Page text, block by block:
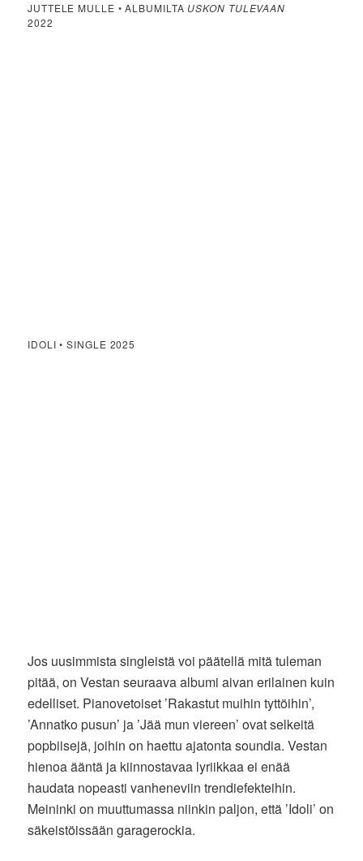
JUTTELE MULLE • ALBUMILTA USKON TULEVAAN
2022
IDOLI • SINGLE 2025
Jos uusimmista singleistä voi päätellä mitä tuleman
pitää, on Vestan seuraava albumi aivan erilainen kuin
edelliset. Pianovetoiset ’Rakastut muihin tyttöihin’,
’Annatko pusun’ ja ’Jää mun viereen’ ovat selkeitä
popbiisejä, joihin on haettu ajatonta soundia. Vestan
hienoa ääntä ja kiinnostavaa lyriikkaa ei enää
haudata nopeasti vanheneviin trendiefekteihin.
Meininki on muuttumassa niinkin paljon, että ’Idoli’ on
säkeistöissään garagerockia.